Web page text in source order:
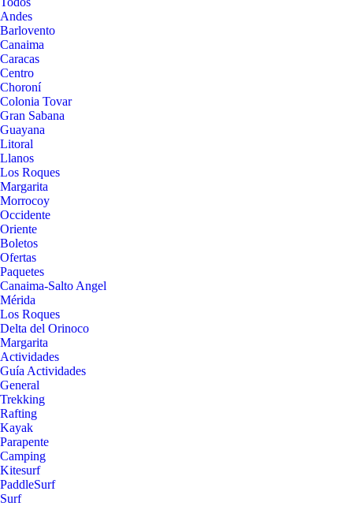
Andes
Barlovento
Canaima
Caracas
Centro
Choroní
Colonia Tovar
Gran Sabana
Guayana
Litoral
Llanos
Los Roques
Margarita
Morrocoy
Occidente
Oriente
Boletos
Ofertas
Paquetes
Canaima-Salto Angel
Mérida
Los Roques
Delta del Orinoco
Margarita
Actividades
Guía Actividades
General
Trekking
Rafting
Kayak
Parapente
Camping
Kitesurf
PaddleSurf
Surf